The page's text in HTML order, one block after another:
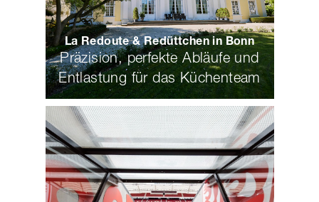
La Redoute & Redüttchen in Bonn
Präzision, perfekte Abläufe und
Entlastung für das Küchenteam